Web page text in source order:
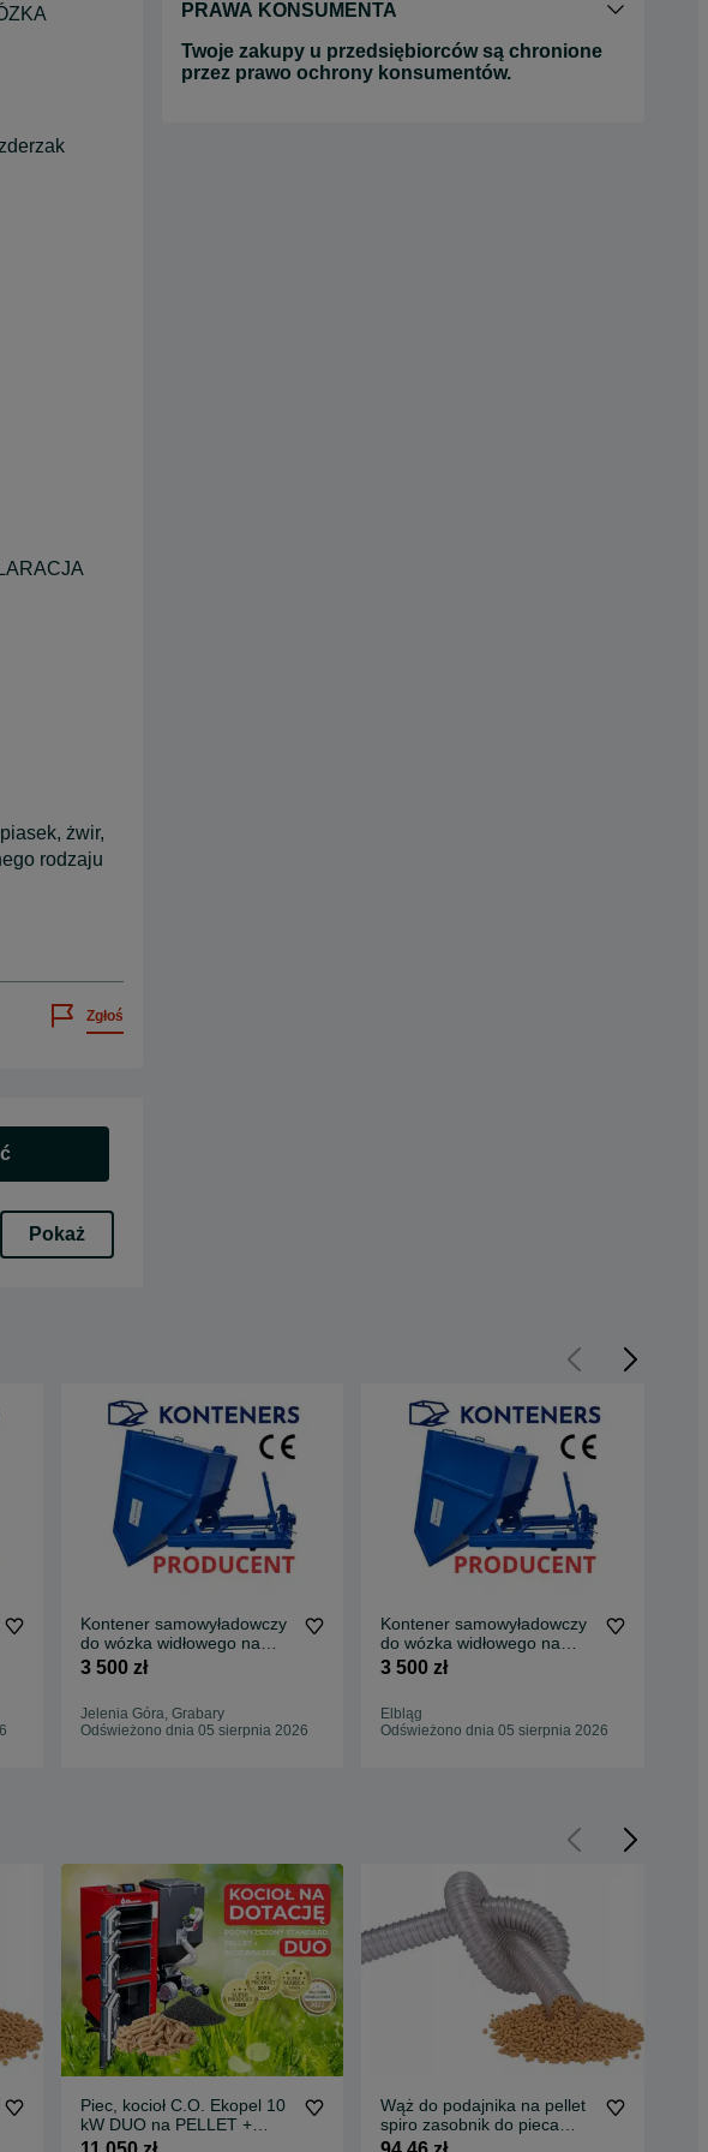
żwir,
rodzaju
Zgłoś
Pokaż
PRAWA KONSUMENTA
Twoje zakupy u przedsiębiorców są chronione
przez prawo ochrony konsumentów.
Kontener samowyładowczy
do wózka widłowego na
widły 1m3
3 500 zł
Jelenia Góra, Grabary
Odświeżono dnia 05 sierpnia 2026
Kontener samowyładowczy
do wózka widłowego na
widły 1m3
3 500 zł
Elbląg
Odświeżono dnia 05 sierpnia 2026
Piec, kocioł C.O. Ekopel 10
kW DUO na PELLET +
ekogroszek 5 KLASA
Wąż do podajnika na pellet
spiro zasobnik do pieca
trudnopalny fi 75